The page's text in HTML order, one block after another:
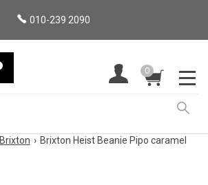
010-239 2090
0
Brixton Brixton Heist Beanie Pipo caramel